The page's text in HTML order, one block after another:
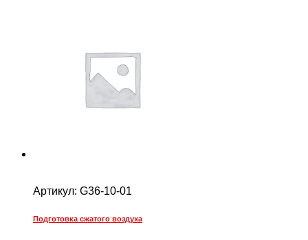
Артикул: G36-10-01
Подготовка сжатого воздуха